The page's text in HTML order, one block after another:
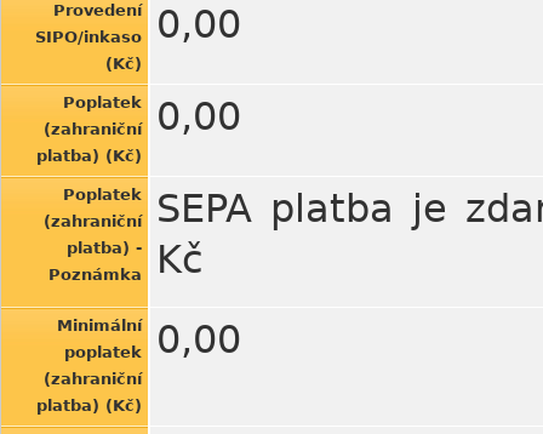
Provedení
SIPO/inkaso
(Kč)
0,00
Poplatek
(zahraniční
platba) (Kč)
0,00
Poplatek
(zahraniční
platba) -
Poznámka
SEPA platba je
Kč
Minimální
poplatek
(zahraniční
platba) (Kč)
0,00